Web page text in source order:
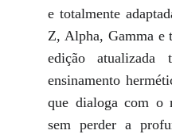
e totalmente
Z, Alpha, Gamma e
edição atualizada
ensinamento
que dialoga com o
sem perder a